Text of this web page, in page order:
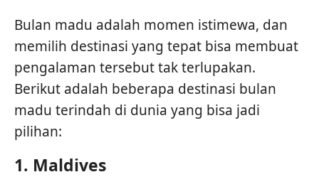
Bulan madu adalah momen istimewa, dan
memilih destinasi yang tepat bisa membuat
pengalaman tersebut tak terlupakan.
Berikut adalah beberapa destinasi bulan
madu terindah di dunia yang bisa jadi
pilihan:
1. Maldives